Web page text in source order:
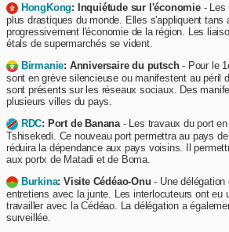
HongKong: Inquiétude sur l'économie- Les
plus drastiques du monde. Elles s'appliquent
progressivement l'économie de la région. Les
étals de supermarchés se vident.
Birmanie: Anniversaire du putsch- Pour le
sont en grève silencieuse ou manifestent au péril
sont présents sur les réseaux sociaux. Des
plusieurs villes du pays.
RDC: Port de Banana - Les travaux du port
Tshisekedi. Ce nouveau port permettra au pays
réduira la dépendance aux pays voisins. Il
aux portx de Matadi et de Boma.
Burkina: Visite Cédéao-Onu - Une délégation
entretiens avec la junte. Les interlocuteurs ont
travailler avec la Cédéao. La délégation a
surveillée.